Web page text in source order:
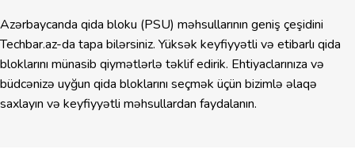
Azərbaycanda qida bloku (PSU) məhsullarının geniş çeşidini
Techbar.az-da tapa bilərsiniz. Yüksək keyfiyyətli və etibarlı qida
bloklarını münasib qiymətlərlə təklif edirik. Ehtiyaclarınıza və
büdcənizə uyğun qida bloklarını seçmək üçün bizimlə əlaqə
saxlayın və keyfiyyətli məhsullardan faydalanın.